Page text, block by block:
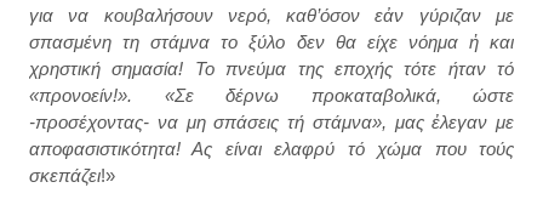
για να κουβαλήσουν νερό, καθ’όσον εἀν γύριζαν με
σπασμένη τη στάμνα το ξύλο δεν θα είχε νόημα ἠ και
χρηστική σημασία! Το πνεύμα της εποχής τότε ήταν τό
«προνοείν!». «Σε δέρνω προκαταβολικά, ώστε
-προσέχοντας- να μη σπάσεις τή στάμνα», μας ἐλεγαν με
αποφασιστικότητα! Ας είναι ελαφρύ τό χώμα που τούς
σκεπάζει!»